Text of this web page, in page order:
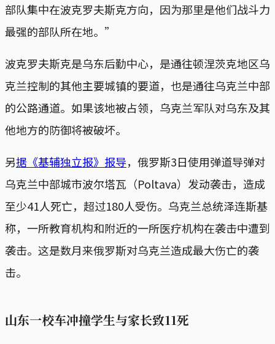
部队集中在波克罗夫斯克方向，因为那里是他们战斗力
最强的部队所在地。”
波克罗夫斯克是乌东后勤中心，是通往顿涅茨克地区乌
克兰控制的其他主要城镇的要道，也是通往乌克兰中部
的公路通道。如果该地被占领，乌克兰军队对乌东及其
他地方的防御将被破坏。
另据《基辅独立报》报导，俄罗斯3日使用弹道导弹对
乌克兰中部城市波尔塔瓦（Poltava）发动袭击，造成
至少41人死亡，超过180人受伤。乌克兰总统泽连斯基
称，一所教育机构和附近的一所医疗机构在袭击中遭到
袭击。这是数月来俄罗斯对乌克兰造成最大伤亡的袭
击。
山东一校车冲撞学生与家长致11死